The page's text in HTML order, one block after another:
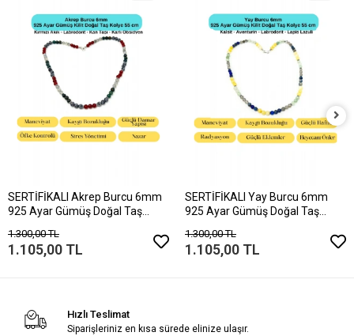
SERTİFİKALI Akrep Burcu 6mm
925 Ayar Gümüş Doğal Taş
1.300,00 TL
1.105,00 TL
SERTİFİKALI Yay Burcu 6mm
925 Ayar Gümüş Doğal Taş
1.300,00 TL
1.105,00 TL
Hızlı Teslimat
Siparişleriniz en kısa sürede elinize ulaşır.